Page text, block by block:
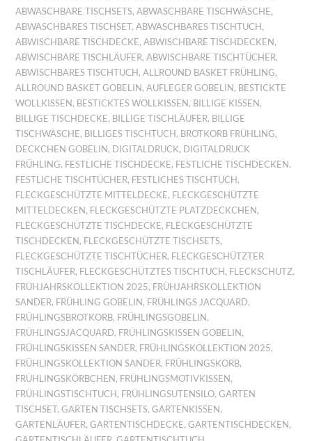
ABWASCHBARE TISCHSETS,ABWASCHBARE TISCHWÄSCHE,
ABWASCHBARES TISCHSET,ABWASCHBARES TISCHTUCH ,
ABWISCHBARE TISCHDECKE,ABWISCHBARE TISCHDECKEN ,
ABWISCHBARE TISCHLÄUFER,ABWISCHBARE TISCHTÜCHER,
ABWISCHBARES TISCHTUCH ,ALLROUND BASKET FRÜHLING,
ALLROUND BASKET GOBELIN ,AUFLEGER GOBELIN , BESTICKTE
WOLLKISSEN , BESTICKTES WOLLKISSEN , BILLIGE KISSEN ,
BILLIGE TISCHDECKE, BILLIGE TISCHLÄUFER, BILLIGE
TISCHWÄSCHE, BILLIGES TISCHTUCH , BROTKORB FRÜHLING,
DECKCHEN GOBELIN , DIGITALDRUCK, DIGITALDRUCK
FRÜHLING, FESTLICHE TISCHDECKE, FESTLICHE TISCHDECKEN ,
FESTLICHE TISCHTÜCHER, FESTLICHES TISCHTUCH ,
FLECKGESCHÜTZTE MITTELDECKE, FLECKGESCHÜTZTE
MITTELDECKEN , FLECKGESCHÜTZTE PLATZDECKCHEN ,
FLECKGESCHÜTZTE TISCHDECKE, FLECKGESCHÜTZTE
TISCHDECKEN , FLECKGESCHÜTZTE TISCHSETS,
FLECKGESCHÜTZTE TISCHTÜCHER, FLECKGESCHÜTZTER
TISCHLÄUFER, FLECKGESCHÜTZTES TISCHTUCH , FLECKSCHUTZ,
FRÜHJAHRSKOLLEKTION 2025, FRÜHJAHRSKOLLEKTION
SANDER, FRÜHLING GOBELIN , FRÜHLINGS JACQUARD,
FRÜHLINGSBROTKORB, FRÜHLINGSGOBELIN ,
FRÜHLINGSJACQUARD, FRÜHLINGSKISSEN GOBELIN ,
FRÜHLINGSKISSEN SANDER, FRÜHLINGSKOLLEKTION 2025,
FRÜHLINGSKOLLEKTION SANDER, FRÜHLINGSKORB,
FRÜHLINGSKÖRBCHEN , FRÜHLINGSMOTIVKISSEN ,
FRÜHLINGSTISCHTUCH , FRÜHLINGSUTENSILO,GARTEN
TISCHSET,GARTEN TISCHSETS,GARTENKISSEN ,
GARTENLÄUFER,GARTENTISCHDECKE,GARTENTISCHDECKEN ,